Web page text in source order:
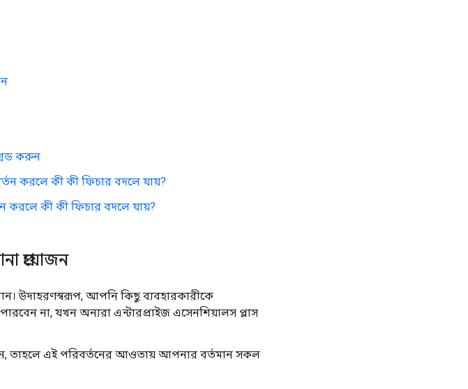
করুন
করলে কী কী ফিচার বদলে যায়?
করলে কী কী ফিচার বদলে যায়?
প্রয়োজন
উদাহরণস্বরূপ, আপনি কিছু ব্যবহারকারীকে
না, যখন অন্যরা এন্টারপ্রাইজ এসেনশিয়ালস প্লাস
তাহলে এই পরিবর্তনের আওতায় আপনার বর্তমান সকল